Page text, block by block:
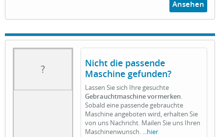
Ansehen
Nicht die passende
Maschine gefunden?
Lassen Sie sich Ihre gesuchte
Gebrauchtmaschine vormerken.
Sobald eine passende gebrauchte
Maschine angeboten wird, erhalten Sie
von uns Nachricht. Mailen Sie uns Ihren
Maschinenwunsch. ...hier